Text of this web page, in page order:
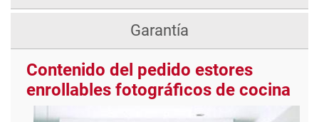
Garantía
Contenido del pedido estores
enrollables fotográficos de cocina